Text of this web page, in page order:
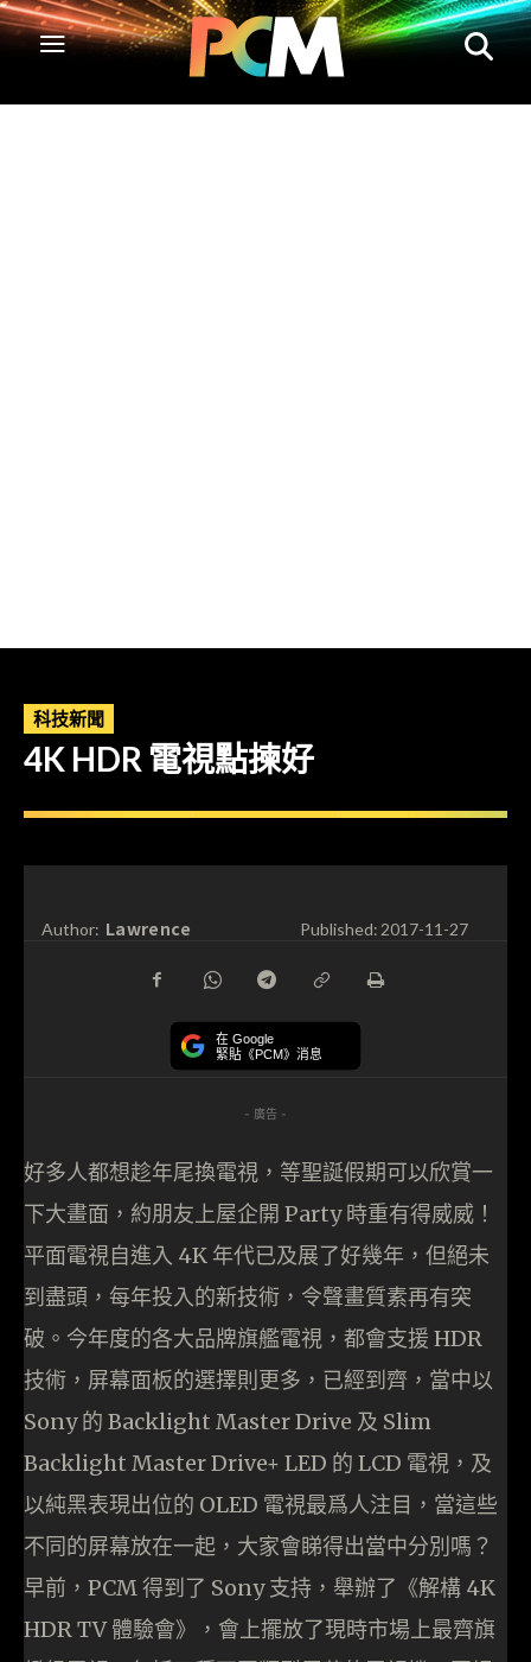
科技新聞
4K HDR 電視點揀好
Author: Lawrence Published:2017-11-27
在 Google
緊貼《PCM》消息
- 廣告 -
好多人都想趁年尾換電視，等聖誕假期可以欣賞一
下大畫面，約朋友上屋企開 Party 時重有得威威！
平面電視自進入 4K 年代已及展了好幾年，但絕未
到盡頭，每年投入的新技術，令聲畫質素再有突
破。今年度的各大品牌旗艦電視，都會支援 HDR
技術，屏幕面板的選擇則更多，已經到齊，當中以
Sony 的 Backlight Master Drive 及 Slim
Backlight Master Drive+ LED 的 LCD 電視，及
以純黑表現出位的 OLED 電視最爲人注目，當這些
不同的屏幕放在一起，大家會睇得出當中分別嗎？
早前，PCM 得到了 Sony 支持，舉辦了《解構 4K
HDR TV 體驗會》，會上擺放了現時市場上最齊旗